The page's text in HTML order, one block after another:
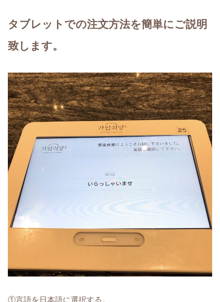
タブレットでの注文方法を簡単にご説明
致します。
①言語を日本語に選択する。